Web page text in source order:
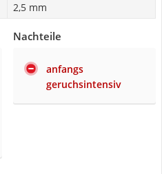
2,5 mm
Nachteile
anfangs
geruchsintensiv